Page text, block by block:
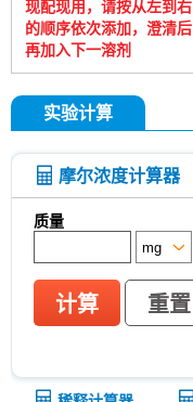
现配现用，请按从左到右
的顺序依次添加，澄清后
再加入下一溶剂
实验计算
摩尔浓度计算器
质量
计算 重置